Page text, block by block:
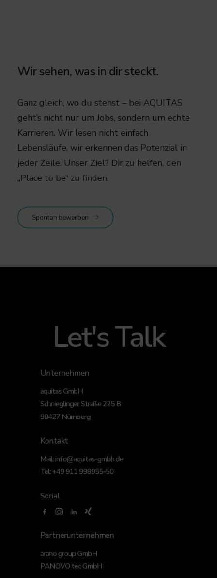
Wir sehen, was in dir steckt.
Ganz gleich, wo du stehst – bei AQUITAS
geht’s nicht nur um Jobs, sondern um echte
Karrieren. Wir lesen nicht einfach
Lebensläufe, wir erkennen das Potenzial in
jeder Zeile. Unser Ziel? Dir zu helfen, den
„Place to be“ zu finden.​
Spontan bewerben
Let's Talk
Unternehmen
aquitas GmbH
Schnieglinger Straße 225 B
90427 Nürnberg
Kontakt
Mail:info@aquitas-gmbh.de
Tel:+49 911 998955-50
Social
Partnerunternehmen
arano group GmbH
PANOVO tec GmbH